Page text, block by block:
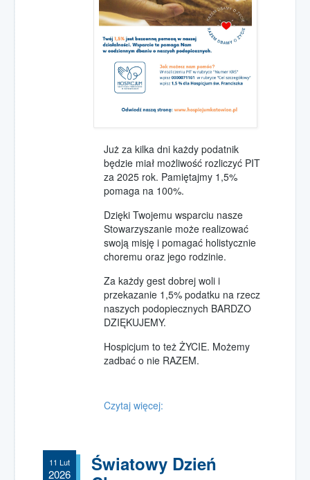
Już za kilka dni każdy podatnik
będzie miał możliwość rozliczyć PIT
za 2025 rok. Pamiętajmy 1,5%
pomaga na 100%.
Dzięki Twojemu wsparciu nasze
Stowarzyszanie może realizować
swoją misję i pomagać holistycznie
choremu oraz jego rodzinie.
Za każdy gest dobrej woli i
przekazanie 1,5% podatku na rzecz
naszych podopiecznych BARDZO
DZIĘKUJEMY.
Hospicjum to też ŻYCIE. Możemy
zadbać o nie RAZEM.
Czytaj więcej:
Światowy Dzień
11 Lut
2026